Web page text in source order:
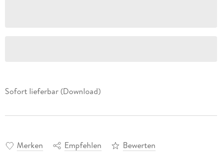
Sofort lieferbar (Download)
Merken Empfehlen Bewerten